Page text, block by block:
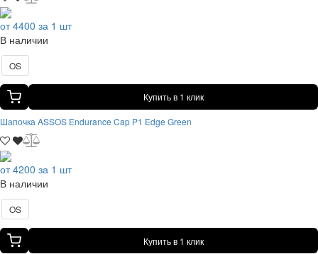
от 4400 за 1 шт
В наличии
OS
Купить в 1 клик
Шапочка ASSOS Endurance Cap P1 Edge Green
от 4200 за 1 шт
В наличии
OS
Купить в 1 клик